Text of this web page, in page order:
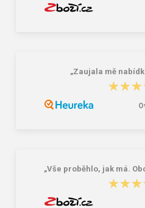
„Zaujala mě
„Vše proběhlo, jak má.